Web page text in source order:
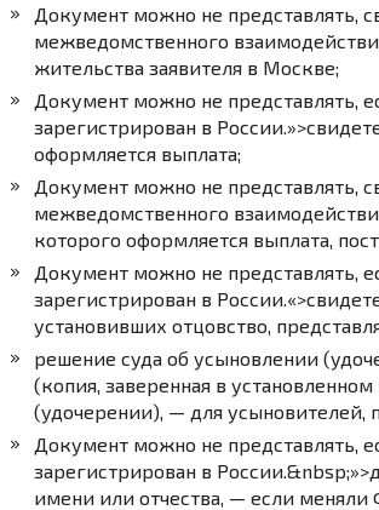
Документ можно не представлять,
межведомственного
жительства заявителя в Москве;
Документ можно не представлять,
зарегистрирован в
оформляется выплата;
Документ можно не представлять,
межведомственного
которого оформляется выплата,
Документ можно не представлять,
зарегистрирован в России.
установивших отцовство,
решение суда об усыновлении
(копия, заверенная в
(удочерении), — для усыновителей,
Документ можно не представлять,
зарегистрирован в
имени или отчества, — если меняли